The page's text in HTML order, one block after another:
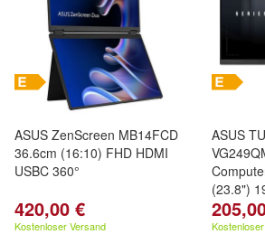
ASUS ZenScreen MB14FCD
36.6cm (16:10) FHD HDMI
USBC 360°
420,00 €
Kostenloser Versand
ASUS
(23.8")
H